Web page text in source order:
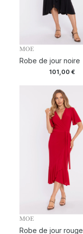
MOE
Robe de jour noire
101,00 €
MOE
Robe de jour rouge